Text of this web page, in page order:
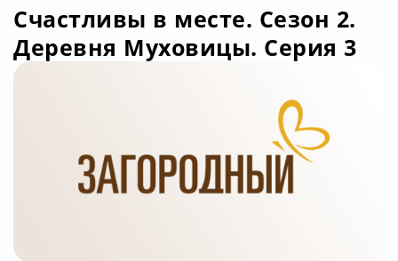
ПЕРЕДАЧИ
ТЕЛЕПРОГРАММА
Счастливы в месте. Сезон 2.
Деревня Муховицы. Серия 3